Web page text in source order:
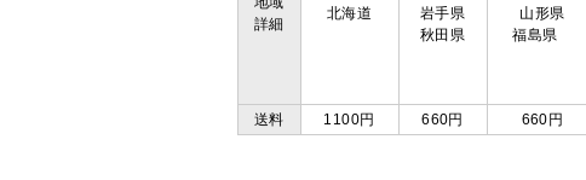
詳細
北海道
岩手県
秋田県
山形県
福島県
送料 1100円 660円 660円